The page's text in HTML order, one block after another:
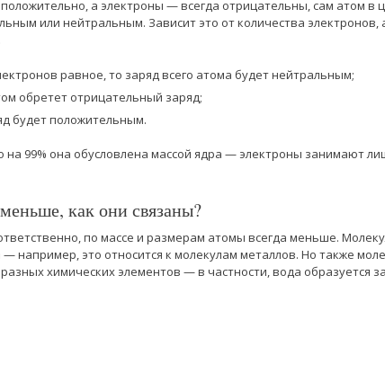
а электроны — всегда отрицательны, сам атом в
или нейтральным. Зависит это от количества электронов,
равное, то заряд всего атома будет нейтральным;
обретет отрицательный заряд;
будет положительным.
99% она обусловлена массой ядра — электроны занимают
как они связаны?
по массе и размерам атомы всегда меньше.
например, это относится к молекулам металлов. Но также
химических элементов — в частности, вода образуется